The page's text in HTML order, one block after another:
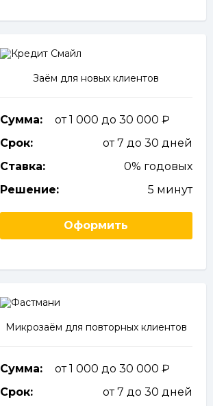
Заём для новых клиентов
Сумма:
от 1 000 до 30 000
Срок:
от 7 до 30 дней
Ставка:
0% годовых
Решение:
5 минут
Оформить
Микрозаём для повторных клиентов
Сумма:
от 1 000 до 30 000
Срок:
от 7 до 30 дней